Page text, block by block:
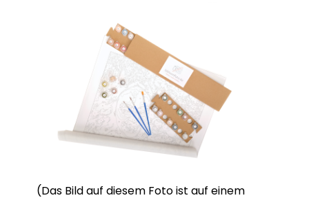
(Das Bild auf diesem Foto ist auf einem